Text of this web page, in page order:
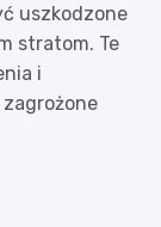
uszkodzone
stratom. Te
i